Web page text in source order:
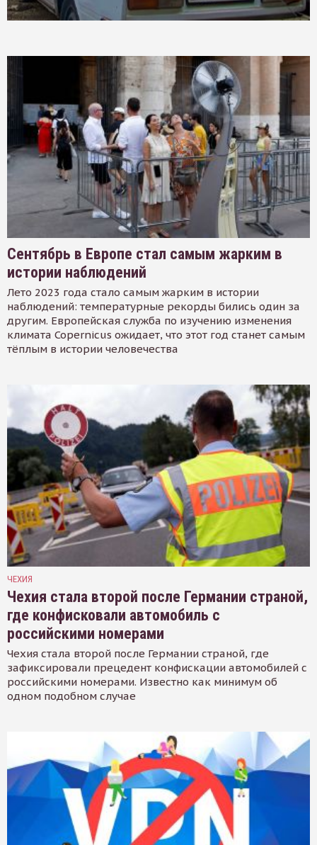
Сентябрь в Европе стал самым жарким в
истории наблюдений
Лето 2023 года стало самым жарким в истории
наблюдений: температурные рекорды бились один за
другим. Европейская служба по изучению изменения
климата Copernicus ожидает, что этот год станет самым
тёплым в истории человечества
ЧЕХИЯ
Чехия стала второй после Германии страной,
где конфисковали автомобиль с
российскими номерами
Чехия стала второй после Германии страной, где
зафиксировали прецедент конфискации автомобилей с
российскими номерами. Известно как минимум об
одном подобном случае